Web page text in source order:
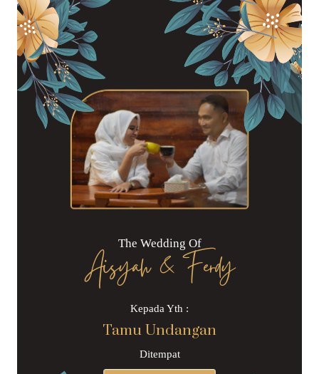
The Wedding Of
Aisyah & Ferdy
Kepada Yth :
Tamu Undangan
Ditempat